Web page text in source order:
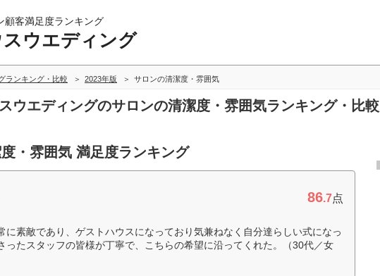
顧客満足度ランキング
ウエディング
ランキング・比較 2023年版 サロンの清潔度・雰囲気
スウエディングのサロンの清潔度・雰囲気ランキング・比較
・雰囲気 満足度ランキング
86.7点
に素敵であり、ゲストハウスになっており気兼ねなく自分達らしい式になっ
ったスタッフの皆様が丁寧で、こちらの希望に沿ってくれた。（30代／女